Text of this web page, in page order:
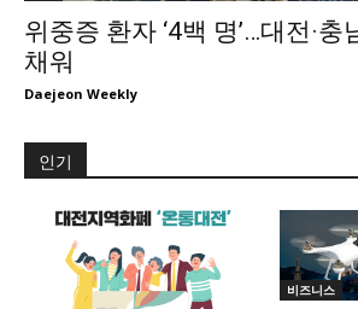
위중증 환자 ‘4백 명’…대전·
채워
Daejeon Weekly
인기
비즈니스